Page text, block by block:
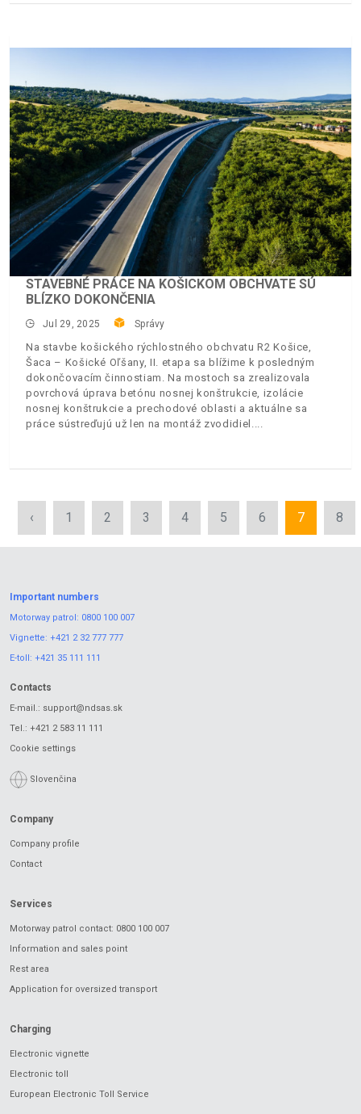
STAVEBNÉ PRÁCE NA KOŠICKOM OBCHVATE SÚ
BLÍZKO DOKONČENIA
Jul 29, 2025 Správy
Na stavbe košického rýchlostného obchvatu R2 Košice,
Šaca – Košické Oľšany, II. etapa sa blížime k posledným
dokončovacím činnostiam. Na mostoch sa zrealizovala
povrchová úprava betónu nosnej konštrukcie, izolácie
nosnej konštrukcie a prechodové oblasti a aktuálne sa
práce sústreďujú už len na montáž zvodidiel.
‹ 1 2 3 4 5 6 7 8
Important numbers
Motorway patrol: 0800 100 007
Vignette: +421 2 32 777 777
E-toll: +421 35 111 111
Contacts
E-mail.: support@ndsas.sk
Tel.: +421 2 583 11 111
Cookie settings
Slovenčina
Company
Company profile
Contact
Services
Motorway patrol contact: 0800 100 007
Information and sales point
Rest area
Application for oversized transport
Charging
Electronic vignette
Electronic toll
European Electronic Toll Service